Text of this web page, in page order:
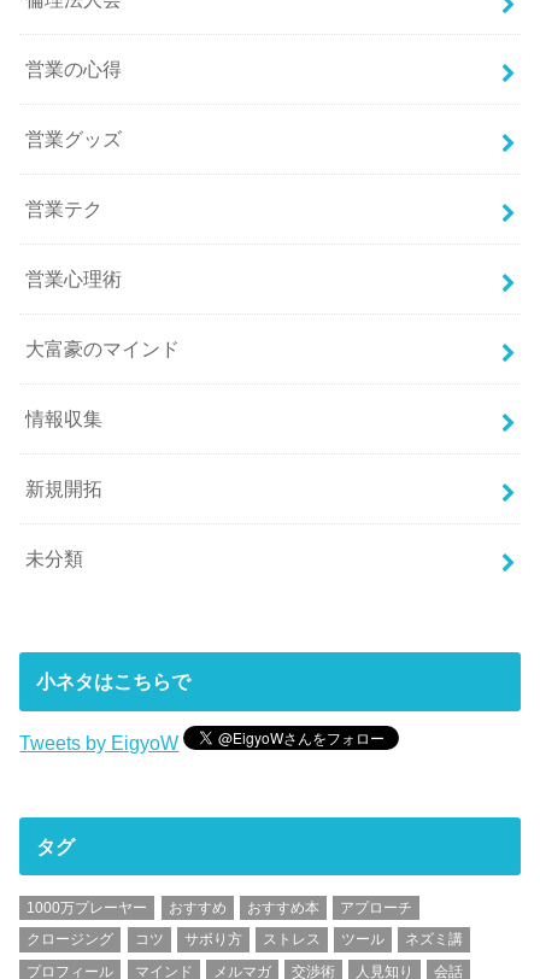
営業の心得
営業グッズ
営業テク
営業心理術
大富豪のマインド
情報収集
新規開拓
未分類
小ネタはこちらで
Tweets by EigyoW
タグ
1000万プレーヤー おすすめ おすすめ本
アプローチ
クロージング
コツ サボり方 ストレス ツール
ネズミ講
プロフィール
マインド メルマガ 交渉術 人見知り 会話